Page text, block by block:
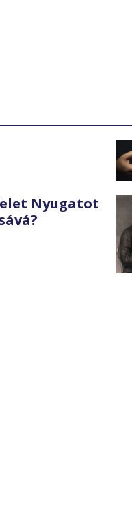
Nyugatot